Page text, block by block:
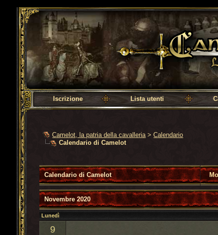
Camelot, la patria della cavalleria
Iscrizione Lista utenti
Camelot, la patria della cavalleria >Calendario
Calendario di Camelot
Calendario di Camelot
Novembre 2020
Lunedì
9